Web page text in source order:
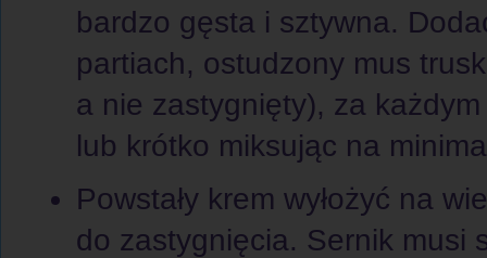
bardzo gęsta i sztywna.
partiach, ostudzony mus
a nie zastygnięty), za
lub krótko miksując na
Powstały krem wyłożyć na
do zastygnięcia. Sernik musi